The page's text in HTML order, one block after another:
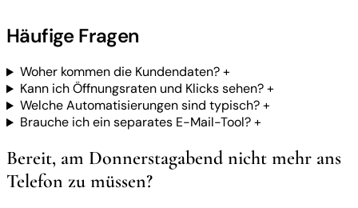
Häufige Fragen
Woher kommen die Kundendaten?+
Kann ich Öffnungsraten und Klicks sehen?+
Welche Automatisierungen sind typisch?+
Brauche ich ein separates E-Mail-Tool?+
Bereit, am Donnerstagabend nicht mehr ans
Telefon zu müssen?